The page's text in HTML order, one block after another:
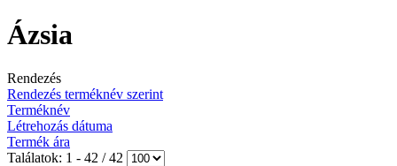
Ázsia
Rendezés
Rendezés terméknév szerint
Terméknév
Létrehozás dátuma
Termék ára
Találatok: 1 - 42 / 42